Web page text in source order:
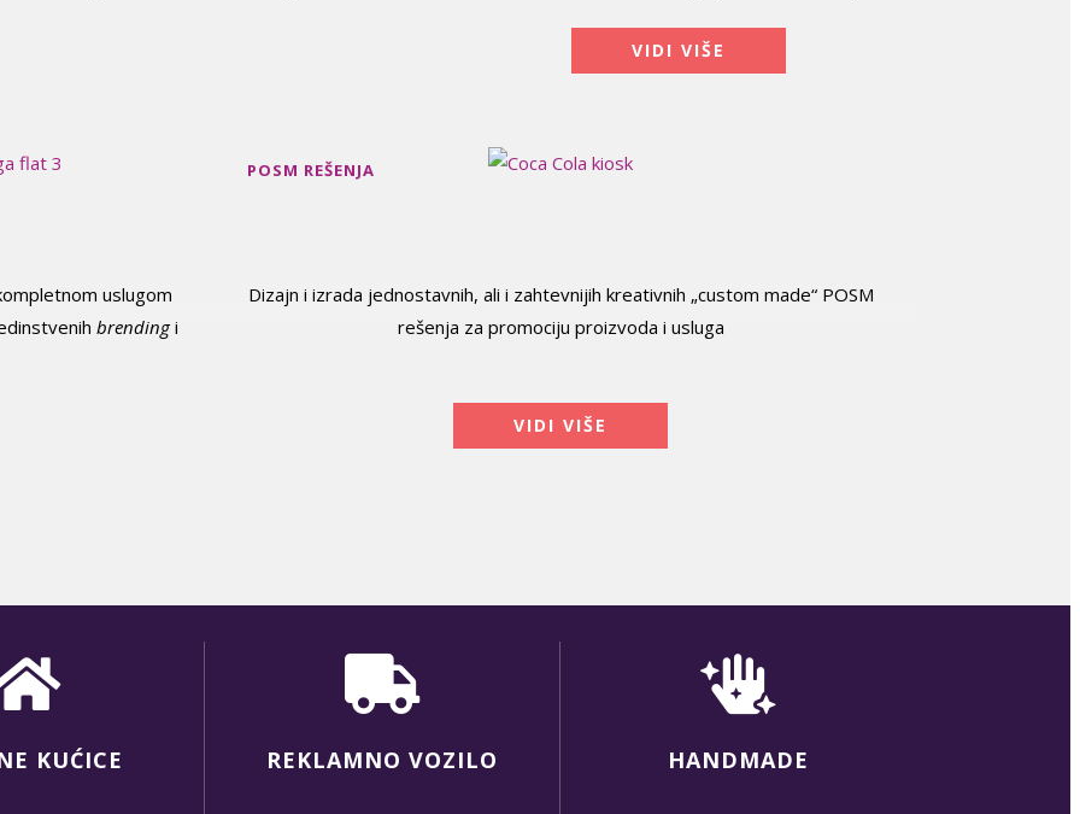
VIDI VIŠE
uslugom
brendingi
POSM REŠENJA
Dizajn i izrada jednostavnih, ali i zahtevnijih kreativnih „custom made“ POSM
rešenja za promociju proizvoda i usluga
VIDI VIŠE
KUĆICE REKLAMNO VOZILO HANDMADE